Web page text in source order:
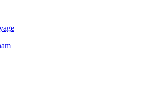
, pour plus d'informations.
aux alentours de Hoi An
un
entrées, repas et petites dépenses imprévues
villages Hoi An